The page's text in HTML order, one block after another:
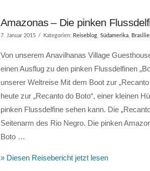
Amazonas – Die pinken
7. Januar 2015 Kategorien: Reiseblog, Südamerika,
Von unserem Anavilhanas Village
einen Ausflug zu den pinken Flussdelfinen
unserer Weltreise Mit dem Boot zur
heute zur „Recanto do Boto“, einer kleinen
pinken Flussdelfine sehen kann. Die
Seitenarm des Rio Negro. Die pinken
Boto …
» Diesen Reisebericht jetzt lesen